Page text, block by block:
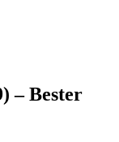
– Bester